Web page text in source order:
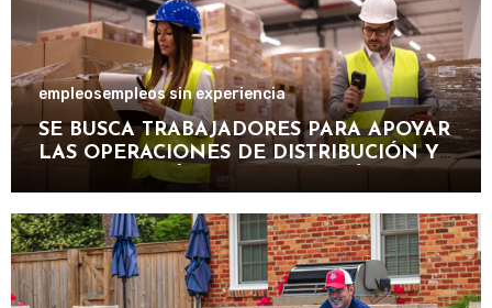
empleosempleos sin experiencia
SE BUSCA TRABAJADORES PARA APOYAR
LAS OPERACIONES DE DISTRIBUCIÓN Y
ORGANIZACIÓN DE PAQUETERÍA EN